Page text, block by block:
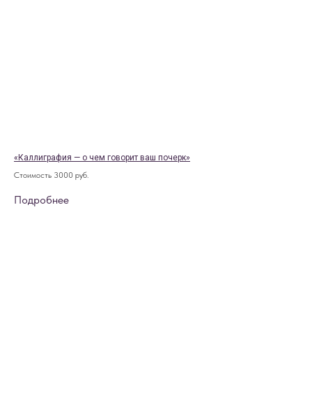
«Каллиграфия — о чем говорит ваш почерк»
Стоимость 3000 руб.
Подробнее